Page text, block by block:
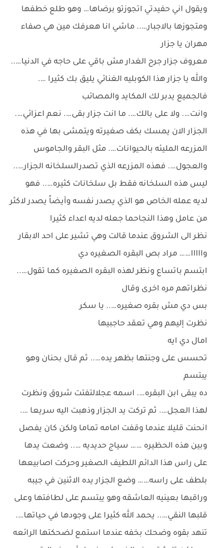
ويقول اني حفيدتي اتجوزتو برضاها… وهو طلع خطفها
ومتجوزها بالاجبار….. ماشي انا هعرفك مين هي صفاء
مهران يا جزار
معروف جزار جرح الغدار مش باقي على حاجه في الدنيا…..
والله يا جزار هذا الكوبليه الغنائي يليق بك كثيرا ….
فالجميع يدبر لك المكايد والمصائب
وانت…. ولا على بالك…. ما انت جزار بقى…. نعم اعزائي….
الجزار الان يمسك بكف صغيرته ويتمشى بها في هذه
المزرعه المليئه بالحيوانات…. مثل البقر والجاموس
والعجول…. فهذه المزرعه الذي تصدرالسلخانه الجزار…..
ليس هذه السلخانه فقط بل سلخانات كثيره….. فهو
لديه عمله الخاص هو الذي يصدر نفسه وأيضاً يصدر لاكثر
من عامل وهذا النجاحما جعله لديه اعداء كثيرا
نظر الى الشروق عندما قالت وهي تشير على احد الابقار
وااااا…… مراد بص البقره الصغيره دي
ابتسم باتساع ونظر لهذه البقره الصغيره كما تقول…..
نظراتهم مره اخرى وقال
بس دي مش بقره صغيره….. يا سكر
نظرت إليهم وهي تعقد حاجبيها
امال دي ايه
تحسس على وجنتها بظهر يده….. ثم قال بحنان وهو
يبتسم
ده يبقى ابن البقره…. اسمه عجلالتفتت شروق ونظرت
لهذا العجل…. ثم تركت يد الجزار وذهبت اليه سريعا ….
انحنت قليلا عندما وقفت امامه تماما ولكن كان يفصل
وبين هذه الحظيره …… سياج حديديه ….. وضعت يدها
على راس هذا الدائم اللطيف الصغير وحركت اصابيعها
بلطف على راسه…… وضع الجزار يده الاثنين في جيبه
وراقبها بعينيه العاشقه وهو يبتسم على لطافتها وعلى
قلبها النقي….. يحمد الله كثيرا على وجودها في حياتها….
تنهد بقوه وضحك بخفه عندما استمع لضحكتها الرائعه